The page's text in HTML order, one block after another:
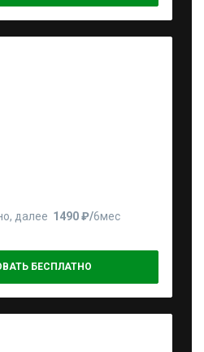
далее 1490 ₽⁠/⁠6мес
БЕСПЛАТНО